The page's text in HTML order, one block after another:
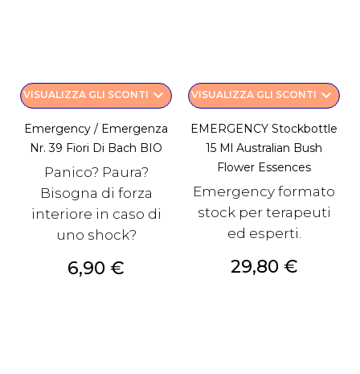
VISUALIZZA GLI SCONTI keyboard_arrow_down
Emergency / Emergenza
Nr. 39 Fiori Di Bach BIO
Panico? Paura?
Bisogna di forza
interiore in caso di
uno shock?
Prezzo
6,90 €
VISUALIZZA GLI SCONTI keyboard_arrow_down
EMERGENCY Stockbottle
15 Ml Australian Bush
Flower Essences
Emergency formato
stock per terapeuti
ed esperti.
Prezzo
29,80 €